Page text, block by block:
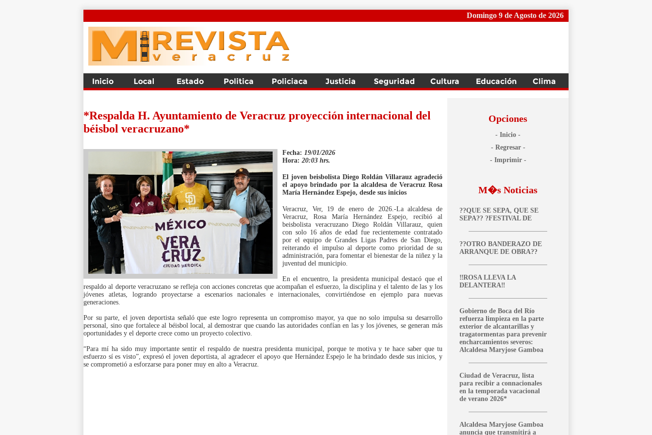
Domingo 9 de Agosto de 2026
*Respalda H. Ayuntamiento de Veracruz proyección internacional del
béisbol veracruzano*
Fecha: 19/01/2026
Hora: 20:03 hrs.
El joven beisbolista Diego Roldán Villarauz agradeció
el apoyo brindado por la alcaldesa de Veracruz Rosa
María Hernández Espejo, desde sus inicios
Veracruz, Ver, 19 de enero de 2026.-La alcaldesa de
Veracruz, Rosa María Hernández Espejo, recibió al
beisbolista veracruzano Diego Roldán Villarauz, quien
con solo 16 años de edad fue recientemente contratado
por el equipo de Grandes Ligas Padres de San Diego,
reiterando el impulso al deporte como prioridad de su
administración, para fomentar el bienestar de la niñez y la
juventud del municipio.
En el encuentro, la presidenta municipal destacó que el
respaldo al deporte veracruzano se refleja con acciones concretas que acompañan el esfuerzo, la disciplina y el talento de las y los
jóvenes atletas, logrando proyectarse a escenarios nacionales e internacionales, convirtiéndose en ejemplo para nuevas
generaciones.
Por su parte, el joven deportista señaló que este logro representa un compromiso mayor, ya que no solo impulsa su desarrollo
personal, sino que fortalece al béisbol local, al demostrar que cuando las autoridades confían en las y los jóvenes, se generan más
oportunidades y el deporte crece como un proyecto colectivo.
“Para mí ha sido muy importante sentir el respaldo de nuestra presidenta municipal, porque te motiva y te hace saber que tu
esfuerzo sí es visto”, expresó el joven deportista, al agradecer el apoyo que Hernández Espejo le ha brindado desde sus inicios, y
se comprometió a esforzarse para poner muy en alto a Veracruz.
Opciones
- Inicio -
- Regresar -
- Imprimir -
M�s Noticias
??QUE SE SEPA, QUE SE
SEPA?? ?FESTIVAL DE
??OTRO BANDERAZO DE
ARRANQUE DE OBRA??
‼️ROSA LLEVA LA
DELANTERA‼️
Gobierno de Boca del Río
refuerza limpieza en la parte
exterior de alcantarillas y
tragatormentas para prevenir
encharcamientos severos:
Alcaldesa Maryjose Gamboa
Ciudad de Veracruz, lista
para recibir a connacionales
en la temporada vacacional
de verano 2026*
Alcaldesa Maryjose Gamboa
anuncia que transmitirá a